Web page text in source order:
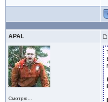
APAL
Смотрю...